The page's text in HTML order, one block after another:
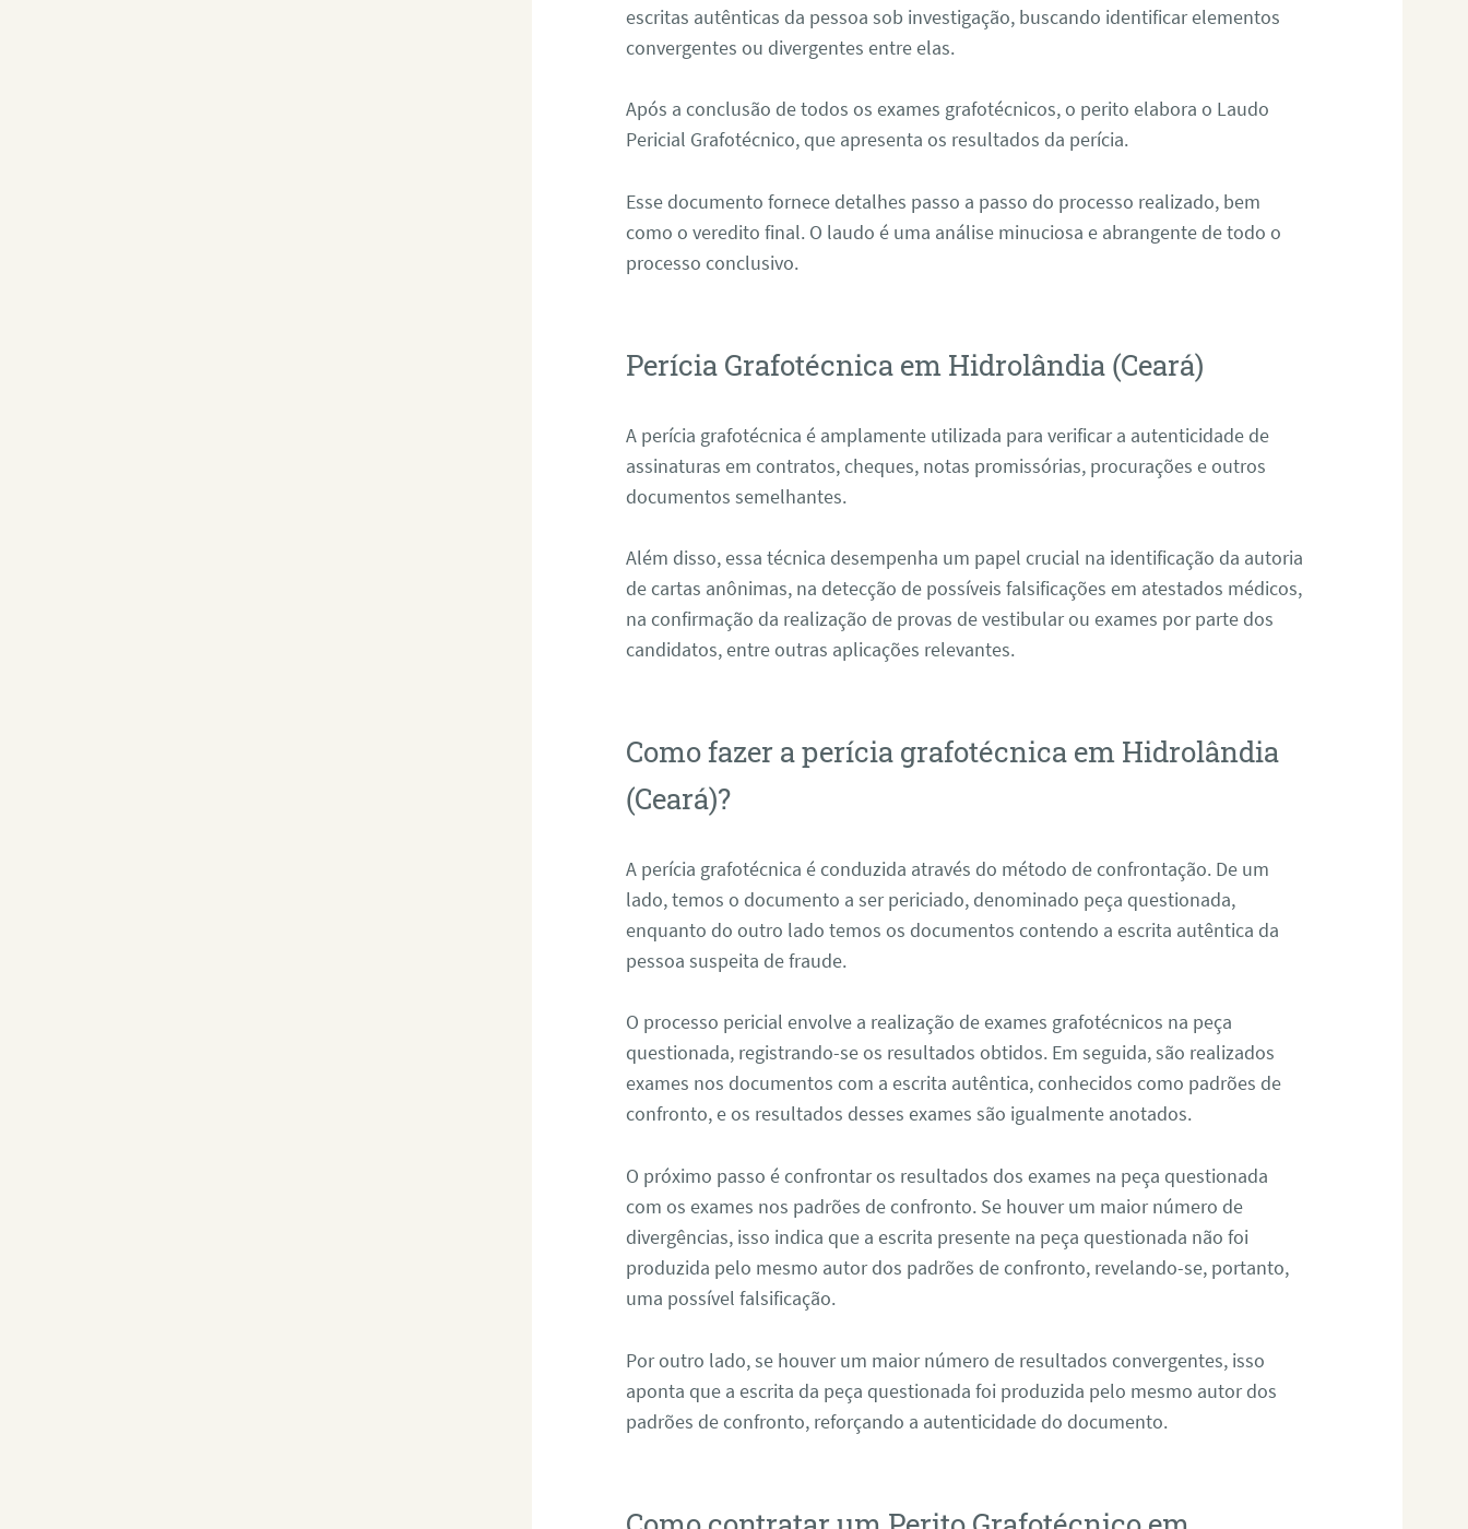
escritas autênticas da pessoa sob investigação, buscando identificar elementos
convergentes ou divergentes entre elas.
Após a conclusão de todos os exames grafotécnicos, o perito elabora o Laudo
Pericial Grafotécnico, que apresenta os resultados da perícia.
Esse documento fornece detalhes passo a passo do processo realizado, bem
como o veredito final. O laudo é uma análise minuciosa e abrangente de todo o
processo conclusivo.
Perícia Grafotécnica em Hidrolândia (Ceará)
A perícia grafotécnica é amplamente utilizada para verificar a autenticidade de
assinaturas em contratos, cheques, notas promissórias, procurações e outros
documentos semelhantes.
Além disso, essa técnica desempenha um papel crucial na identificação da autoria
de cartas anônimas, na detecção de possíveis falsificações em atestados médicos,
na confirmação da realização de provas de vestibular ou exames por parte dos
candidatos, entre outras aplicações relevantes.
Como fazer a perícia grafotécnica em Hidrolândia
(Ceará)?
A perícia grafotécnica é conduzida através do método de confrontação. De um
lado, temos o documento a ser periciado, denominado peça questionada,
enquanto do outro lado temos os documentos contendo a escrita autêntica da
pessoa suspeita de fraude.
O processo pericial envolve a realização de exames grafotécnicos na peça
questionada, registrando-se os resultados obtidos. Em seguida, são realizados
exames nos documentos com a escrita autêntica, conhecidos como padrões de
confronto, e os resultados desses exames são igualmente anotados.
O próximo passo é confrontar os resultados dos exames na peça questionada
com os exames nos padrões de confronto. Se houver um maior número de
divergências, isso indica que a escrita presente na peça questionada não foi
produzida pelo mesmo autor dos padrões de confronto, revelando-se, portanto,
uma possível falsificação.
Por outro lado, se houver um maior número de resultados convergentes, isso
aponta que a escrita da peça questionada foi produzida pelo mesmo autor dos
padrões de confronto, reforçando a autenticidade do documento.